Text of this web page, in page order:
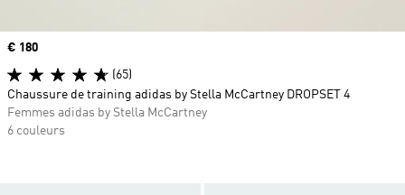
Prix
€ 180
(65)
Chaussure de training adidas by Stella McCartney DROPSET 4
Femmes adidas by Stella McCartney
6 couleurs